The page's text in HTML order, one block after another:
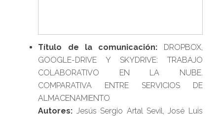
Título de la comunicación: DROPBOX,
GOOGLE-DRIVE Y SKYDRIVE: TRABAJO
COLABORATIVO EN LA NUBE.
COMPARATIVA ENTRE SERVICIOS DE
ALMACENAMIENTO
Autores: Jesús Sergio Artal Sevil, José Luis